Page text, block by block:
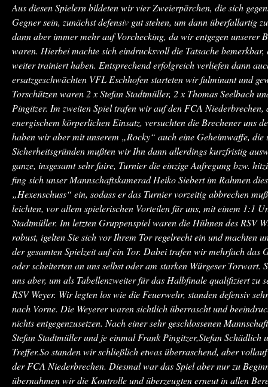
Aus diesen Spielern bildeten wir vier Zweierpärchen, die sich
Gegner sein, zunächst defensiv gut stehen, um dann überfallartig
dann aber immer mehr auf Vorchecking, da wir entgegen unserer
waren. Hierbei machte sich eindrucksvoll die Tatsache
weiter trainiert haben. Entsprechend erfolgreich verliefen dann
ersatzgeschwächten VFL Eschhofen starteten wir fulminant und
Torschützen waren 2 x Stefan Stadtmüller, 2 x Thomas Seelbach
Pingitzer. Im zweiten Spiel trafen wir auf den FCA
energischem körperlichen Einsatz, versuchten die Brechener uns
haben wir aber mit unserem „Rocky“ auch eine Geheimwaffe,
Sicherheitsgründen mußten wir Ihn dann allerdings kurzfristig
ganze, insgesamt sehr faire, Turnier die einzige Aufregung bzw.
fing sich unser Mannschaftskamerad Heiko Siebert im Rahmen
„Hexenschuss“ ein, sodass er das Turnier vorzeitig abbrechen
leichten, vor allem spielerischen Vorteilen für uns, mit einem 1:1
Stadtmüller. Im letzten Gruppenspiel waren die Hühnen des RSV
robust, igelten Sie sich vor Ihrem Tor regelrecht ein und machten
der gesamten Spielzeit auf ein Tor. Dabei trafen wir mehrfach das
oder scheiterten an uns selbst oder am starken Würgeser
uns aber, um als Tabellenzweiter für das Halbfinale qualifiziert zu
RSV Weyer. Wir legten los wie die Feuerwehr, standen defensiv
nach Vorne. Die Weyerer waren sichtlich überrascht und
nichts entgegenzusetzen. Nach einer sehr geschlossenen
Stefan Stadtmüller und je einmal Frank Pingitzer,Stefan
Treffer.So standen wir schließlich etwas überraschend, aber
der FCA Niederbrechen. Diesmal war das Spiel aber nur zu
übernahmen wir die Kontrolle und überzeugten erneut in allen